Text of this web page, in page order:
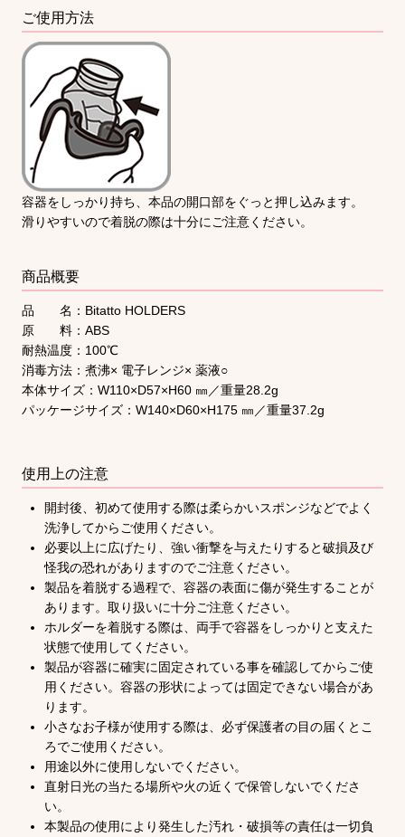
ご使用方法
容器をしっかり持ち、本品の開口部をぐっと押し込みます。
滑りやすいので着脱の際は十分にご注意ください。
商品概要
品 名：Bitatto HOLDERS
原 料：ABS
耐熱温度：100℃
消毒方法：煮沸× 電子レンジ× 薬液○
本体サイズ：W110×D57×H60 ㎜／重量28.2g
パッケージサイズ：W140×D60×H175 ㎜／重量37.2g
使用上の注意
開封後、初めて使用する際は柔らかいスポンジなどでよく
洗浄してからご使用ください。
必要以上に広げたり、強い衝撃を与えたりすると破損及び
怪我の恐れがありますのでご注意ください。
製品を着脱する過程で、容器の表面に傷が発生することが
あります。取り扱いに十分ご注意ください。
ホルダーを着脱する際は、両手で容器をしっかりと支えた
状態で使用してください。
製品が容器に確実に固定されている事を確認してからご使
用ください。容器の形状によっては固定できない場合があ
ります。
小さなお子様が使用する際は、必ず保護者の目の届くとこ
ろでご使用ください。
用途以外に使用しないでください。
直射日光の当たる場所や火の近くで保管しないでくださ
い。
本製品の使用により発生した汚れ・破損等の責任は一切負